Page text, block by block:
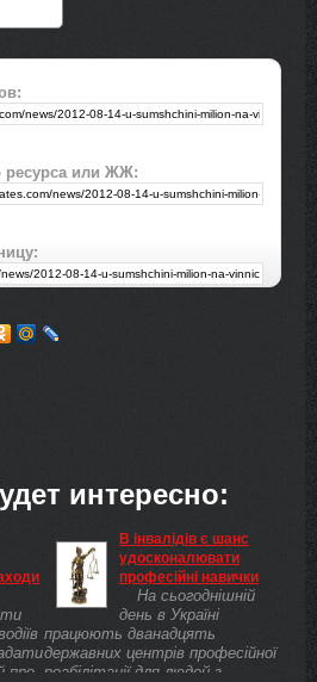
ресурса или ЖЖ:
интересно:
про
В інвалідів є шанс
удосконалювати
професійні навички
На сьогоднішній
день в Україні
працюють дванадцять
державних центрів професійної
реабілітації для людей з